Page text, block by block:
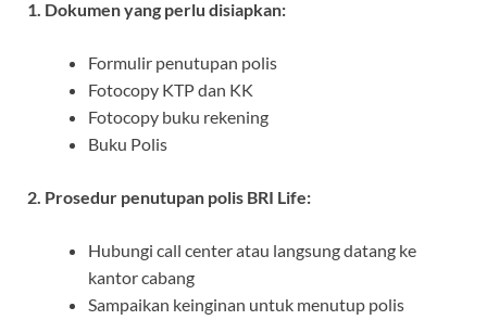
1. Dokumen yang perlu disiapkan:
Formulir penutupan polis
Fotocopy KTP dan KK
Fotocopy buku rekening
Buku Polis
2. Prosedur penutupan polis BRI Life:
Hubungi call center atau langsung datang ke
kantor cabang
Sampaikan keinginan untuk menutup polis